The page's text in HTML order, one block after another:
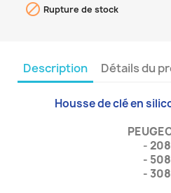
 Rupture de stock
Description Détails du
Housse de clé en
- 208
- 508
- 308